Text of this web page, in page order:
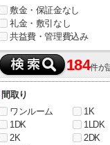
敷金・保証金なし
礼金・敷引なし
共益費・管理費込み
184件が
間取り
ワンルーム
1K
1DK
1LDK
2K
2DK